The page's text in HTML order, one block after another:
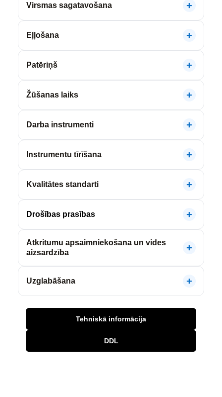
Virsmas sagatavošana
Eļļošana
Patēriņš
Žūšanas laiks
Darba instrumenti
Instrumentu tīrīšana
Kvalitātes standarti
Drošības prasības
Atkritumu apsaimniekošana un vides
aizsardzība
Uzglabāšana
Tehniskā informācija
DDL